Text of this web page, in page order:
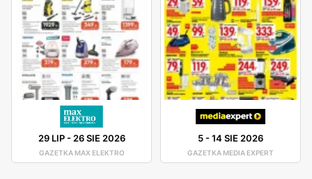
29 LIP-26 SIE 2026
GAZETKA MAX ELEKTRO
5-14 SIE 2026
GAZETKA MEDIA EXPERT